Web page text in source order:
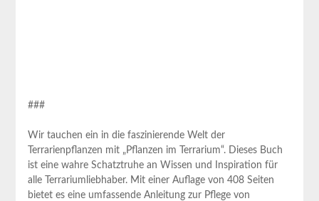
###⁤
Wir tauchen ein in die faszinierende Welt der
Terrarienpflanzen mit „Pflanzen im Terrarium“. Dieses Buch⁣
ist eine​ wahre Schatztruhe an Wissen ​und Inspiration⁢ für
alle​ Terrariumliebhaber. Mit einer Auflage von 408 ⁢Seiten
⁢bietet es eine umfassende Anleitung zur​ Pflege von